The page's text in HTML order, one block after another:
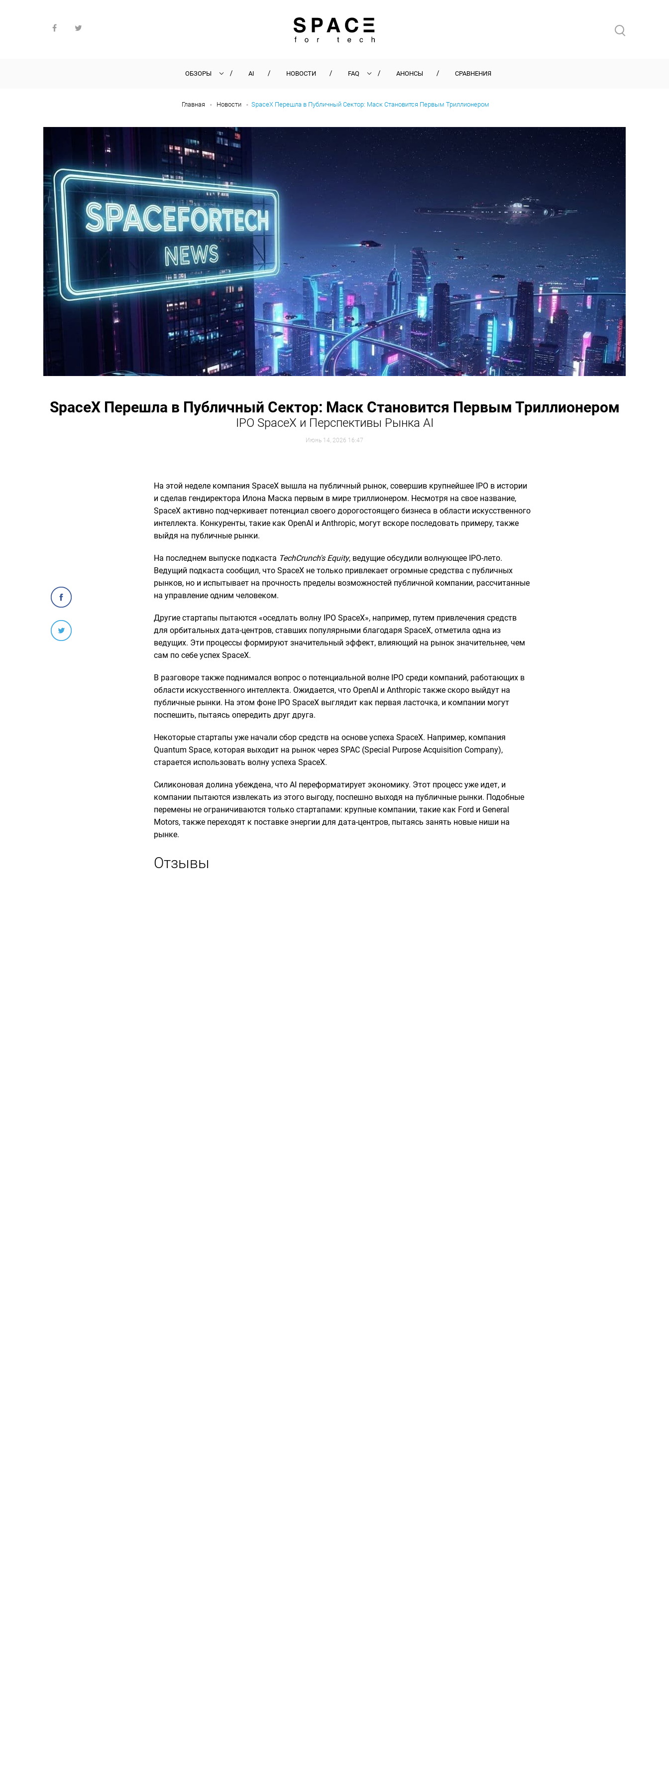
ОБЗОРЫ AI НОВОСТИ FAQ АНОНСЫ СРАВНЕНИЯ
Главная Новости SpaceX Перешла в Публичный Сектор: Маск Становится Первым Триллионером
SpaceX Перешла в Публичный Сектор: Маск Становится Первым Триллионером
IPO SpaceX и Перспективы Рынка AI
Июнь 14, 2026 16:47
На этой неделе компания SpaceX вышла на публичный рынок, совершив крупнейшее IPO в истории
и сделав гендиректора Илона Маска первым в мире триллионером. Несмотря на свое название,
SpaceX активно подчеркивает потенциал своего дорогостоящего бизнеса в области искусственного
интеллекта. Конкуренты, такие как OpenAI и Anthropic, могут вскоре последовать примеру, также
выйдя на публичные рынки.
На последнем выпуске подкаста TechCrunch's Equity, ведущие обсудили волнующее IPO-лето.
Ведущий подкаста сообщил, что SpaceX не только привлекает огромные средства с публичных
рынков, но и испытывает на прочность пределы возможностей публичной компании, рассчитанные
на управление одним человеком.
Другие стартапы пытаются «оседлать волну IPO SpaceX», например, путем привлечения средств
для орбитальных дата-центров, ставших популярными благодаря SpaceX, отметила одна из
ведущих. Эти процессы формируют значительный эффект, влияющий на рынок значительнее, чем
сам по себе успех SpaceX.
В разговоре также поднимался вопрос о потенциальной волне IPO среди компаний, работающих в
области искусственного интеллекта. Ожидается, что OpenAI и Anthropic также скоро выйдут на
публичные рынки. На этом фоне IPO SpaceX выглядит как первая ласточка, и компании могут
поспешить, пытаясь опередить друг друга.
Некоторые стартапы уже начали сбор средств на основе успеха SpaceX. Например, компания
Quantum Space, которая выходит на рынок через SPAC (Special Purpose Acquisition Company),
старается использовать волну успеха SpaceX.
Силиконовая долина убеждена, что AI переформатирует экономику. Этот процесс уже идет, и
компании пытаются извлекать из этого выгоду, поспешно выходя на публичные рынки. Подобные
перемены не ограничиваются только стартапами: крупные компании, такие как Ford и General
Motors, также переходят к поставке энергии для дата-центров, пытаясь занять новые ниши на
рынке.
Отзывы